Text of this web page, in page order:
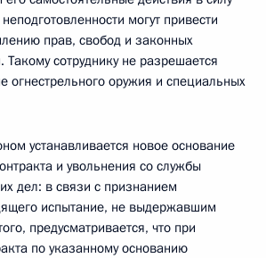
могут привести
прав, свобод и законных
Такому сотруднику не разрешается
огнестрельного оружия и специальных
устанавливается новое основание
и увольнения со службы
дел: в связи с признанием
испытание, не выдержавшим
предусматривается, что при
по указанному основанию